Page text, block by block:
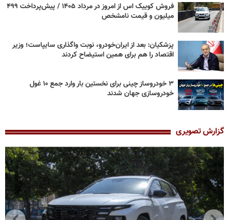
فروش کوییک اس از امروز در مرداد ۱۴۰۵ / پیش‌پرداخت ۴۹۹
میلیون و قیمت نامشخص
پزشکیان: بعد از ایران‌خودرو، نوبت واگذاری سایپاست؛ وزیر
اقتصاد را هم برای همین استیضاح کردند
۳ خودروساز چینی برای نخستین بار وارد جمع ۱۰ غول
خودروسازی جهان شدند
گزارش تصویری